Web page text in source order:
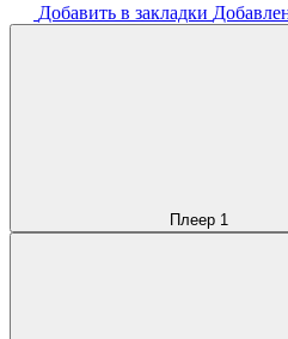
Добавить в закладки
Плеер 1